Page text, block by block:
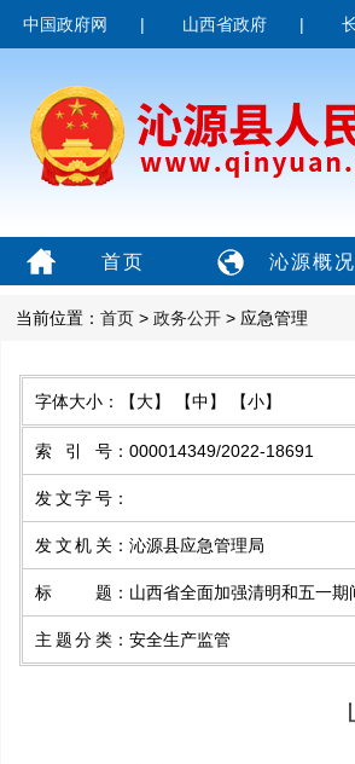
中国政府网 | 山西省政府 |
首页 沁源概况
当前位置： 首页 > 政务公开 > 应急管理
字体大小： 【大】 【中】 【小】
索引号 ： 000014349/2022-18691
发文字号 ：
发文机关 ： 沁源县应急管理局
标题 ： 山西省全面加强清明和五一
主题分类 ： 安全生产监管